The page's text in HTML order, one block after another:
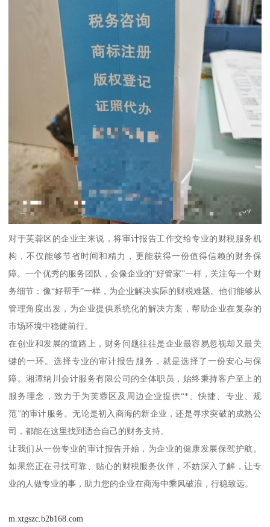
对于芙蓉区的企业主来说，将审计报告工作交给专业的财税服务机
构，不仅能够节省时间和精力，更能获得一份值得信赖的财务保
障。一个优秀的服务团队，会像企业的“好管家”一样，关注每一个财
务细节；像“好帮手”一样，为企业解决实际的财税难题。他们能够从
管理角度出发，为企业提供系统化的解决方案，帮助企业在复杂的
市场环境中稳健前行。
在创业和发展的道路上，财务问题往往是企业最容易忽视却又最关
键的一环。选择专业的审计报告服务，就是选择了一份安心与保
障。湘潭纳川会计服务有限公司的全体职员，始终秉持客户至上的
服务理念，致力于为芙蓉区及周边企业提供“*、快捷、专业、规
范”的审计服务。无论是初入商海的新企业，还是寻求突破的成熟公
司，都能在这里找到适合自己的财务支持。
让我们从一份专业的审计报告开始，为企业的健康发展保驾护航。
如果您正在寻找可靠、贴心的财税服务伙伴，不妨深入了解，让专
业的人做专业的事，助力您的企业在商海中乘风破浪，行稳致远。
m.xtgszc.b2b168.com